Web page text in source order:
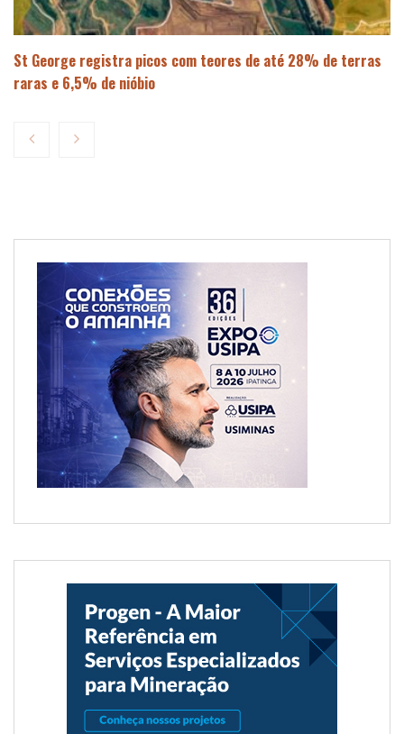
St George registra picos com teores de até 28% de terras
raras e 6,5% de nióbio